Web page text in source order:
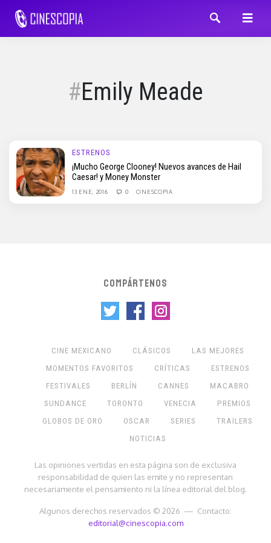
Emily Meade
ESTRENOS
¡Mucho George Clooney! Nuevos avances de Hail
Caesar! y Money Monster
13 ENE, 2016 0 CINESCOPIA
COMPÁRTENOS
CINE MEXICANO CLÁSICOS
LAS MEJORES
MOMENTOS FAVORITOS
CRÍTICAS
ESTRENOS
FESTIVALES
BERLÍN CANNES
MACABRO
SUNDANCE
TORONTO VENECIA
PREMIOS
GLOBOS DE ORO
OSCAR SERIES
TRAILERS
NOTICIAS
Las opiniones vertidas en esta página son de exclusiva
responsabilidad de quien las emite y no representan
necesariamente el pensamiento ni la línea editorial del blog.
Algunos derechos reservados © 2026 — Contacto:
editorial@cinescopia.com